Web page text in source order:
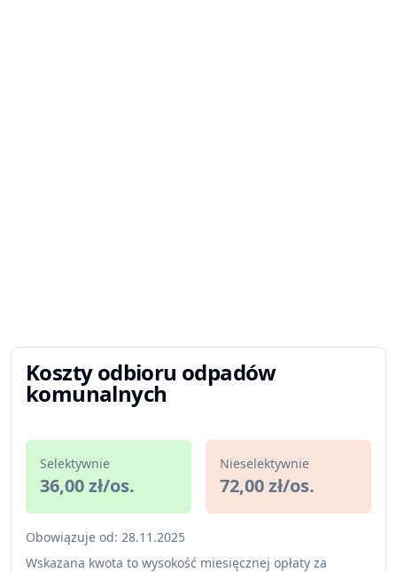
Koszty odbioru odpadów
komunalnych
Selektywnie
36,00 zł/os.
Nieselektywnie
72,00 zł/os.
Obowiązuje od: 28.11.2025
Wskazana kwota to wysokość miesięcznej opłaty za